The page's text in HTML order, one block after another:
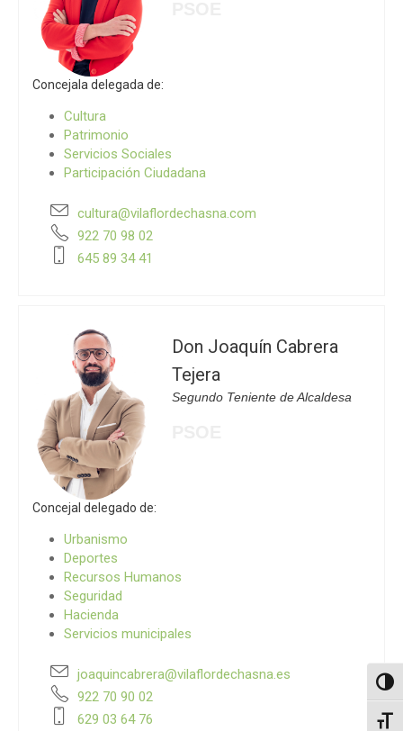
Concejala delegada de:
Cultura
Patrimonio
Servicios Sociales
Participación Ciudadana
cultura@vilaflordechasna.com
922 70 98 02
645 89 34 41
Don Joaquín Cabrera
Tejera
Segundo Teniente de Alcaldesa
Concejal delegado de:
Urbanismo
Deportes
Recursos Humanos
Seguridad
Hacienda
Servicios municipales
joaquincabrera@vilaflordechasna.es
922 70 90 02
629 03 64 76